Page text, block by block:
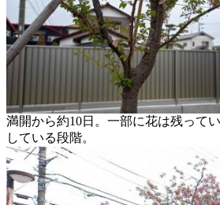
満開から約10日。一部に花は残って
している段階。